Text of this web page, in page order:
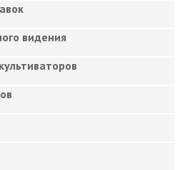
видения